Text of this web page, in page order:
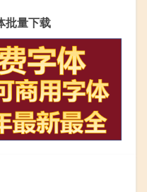
批量下载